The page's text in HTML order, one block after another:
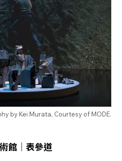
by Kei Murata, Courtesy of MODE.
館｜表參道